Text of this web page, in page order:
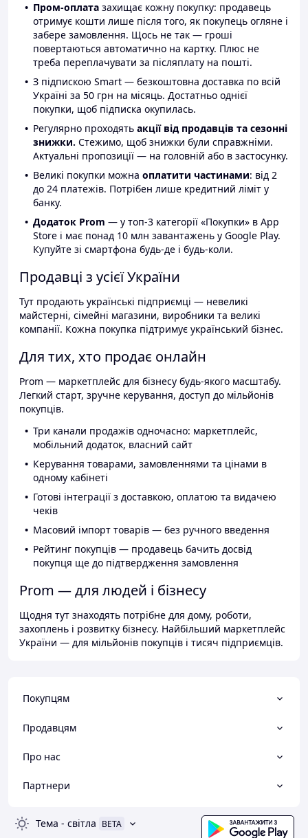
Пром-оплата захищає кожну покупку: продавець
отримує кошти лише після того, як покупець огляне і
забере замовлення. Щось не так — гроші
повертаються автоматично на картку. Плюс не
треба переплачувати за післяплату на пошті.
З підпискою Smart — безкоштовна доставка по всій
Україні за 50 грн на місяць. Достатньо однієї
покупки, щоб підписка окупилась.
Регулярно проходять акції від продавців та сезонні
знижки. Стежимо, щоб знижки були справжніми.
Актуальні пропозиції — на головній або в застосунку.
Великі покупки можна оплатити частинами: від 2
до 24 платежів. Потрібен лише кредитний ліміт у
банку.
Додаток Prom — у топ-3 категорії «Покупки» в App
Store і має понад 10 млн завантажень у Google Play.
Купуйте зі смартфона будь-де і будь-коли.
Продавці з усієї України
Тут продають українські підприємці — невеликі
майстерні, сімейні магазини, виробники та великі
компанії. Кожна покупка підтримує український бізнес.
Для тих, хто продає онлайн
Prom — маркетплейс для бізнесу будь-якого масштабу.
Легкий старт, зручне керування, доступ до мільйонів
покупців.
Три канали продажів одночасно: маркетплейс,
мобільний додаток, власний сайт
Керування товарами, замовленнями та цінами в
одному кабінеті
Готові інтеграції з доставкою, оплатою та видачею
чеків
Масовий імпорт товарів — без ручного введення
Рейтинг покупців — продавець бачить досвід
покупця ще до підтвердження замовлення
Prom — для людей і бізнесу
Щодня тут знаходять потрібне для дому, роботи,
захоплень і розвитку бізнесу. Найбільший маркетплейс
України — для мільйонів покупців і тисяч підприємців.
Покупцям
Продавцям
Про нас
Партнери
Тема - світла BETA